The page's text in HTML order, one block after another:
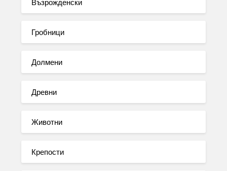
Възрожденски
Гробници
Долмени
Древни
Животни
Крепости